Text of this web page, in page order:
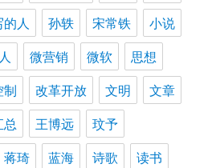
的人 孙轶 宋常铁
小说
微营销 微软
思想
制 改革开放 文明
文章
总 王博远
玟予
蒋琦 蓝海 诗歌
读书